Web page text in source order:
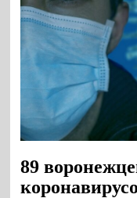
89